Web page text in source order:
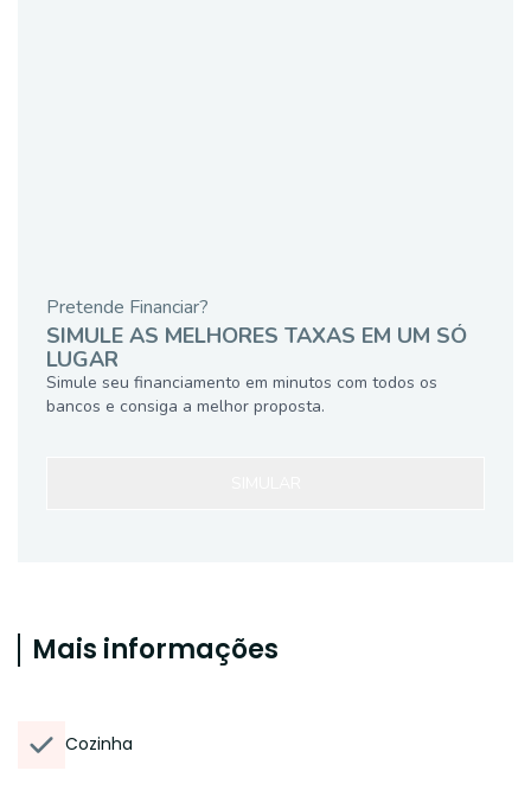
Pretende Financiar?
SIMULE AS MELHORES TAXAS EM UM SÓ
LUGAR
Simule seu financiamento em minutos com todos os
bancos e consiga a melhor proposta.
Mais informações
Cozinha